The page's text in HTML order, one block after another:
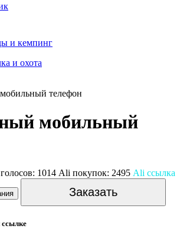
и кемпинг
и охота
телефон
мобильный
1014 Ali покупок: 2495 Ali ссылка
Заказать